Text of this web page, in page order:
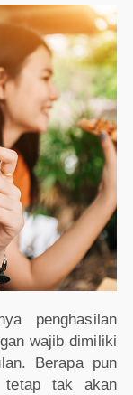
penghasilan
wajib dimiliki
Berapa pun
tetap tak akan